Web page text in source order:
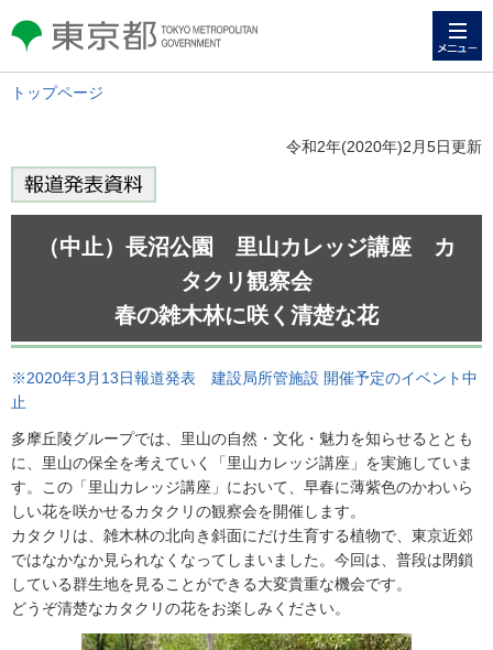
東京都 TOKYO METROPOLITAN
GOVERNMENT
トップページ
令和2年(2020年)2月5日更新
（中止）長沼公園 里山カレッジ講座 カ
タクリ観察会
春の雑木林に咲く清楚な花
※2020年3月13日報道発表 建設局所管施設 開催予定のイベント中
止
多摩丘陵グループでは、里山の自然・文化・魅力を知らせるととも
に、里山の保全を考えていく「里山カレッジ講座」を実施していま
す。この「里山カレッジ講座」において、早春に薄紫色のかわいら
しい花を咲かせるカタクリの観察会を開催します。
カタクリは、雑木林の北向き斜面にだけ生育する植物で、東京近郊
ではなかなか見られなくなってしまいました。今回は、普段は閉鎖
している群生地を見ることができる大変貴重な機会です。
どうぞ清楚なカタクリの花をお楽しみください。